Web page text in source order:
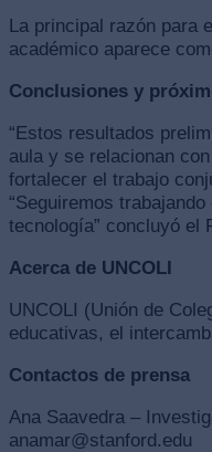
La principal razón para
académico aparece
Conclusiones y
“Estos resultados
aula y se relacionan
fortalecer el trabajo
“Seguiremos
tecnología” concluyó el
Acerca de UNCOLI
UNCOLI (Unión de
educativas, el
Contactos de prensa
Ana Saavedra –
anamar@stanford.edu